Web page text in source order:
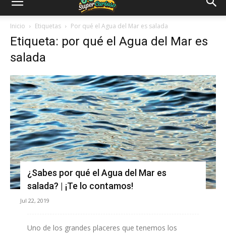
Inicio Etiquetas Por qué el Agua del Mar es salada
Etiqueta: por qué el Agua del Mar es
salada
¿Sabes por qué el Agua del Mar es
salada? | ¡Te lo contamos!
Jul 22, 2019
Uno de los grandes placeres que tenemos los